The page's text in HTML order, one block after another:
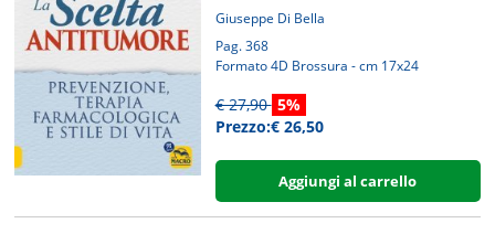
Giuseppe Di Bella
Pag. 368
Formato 4D Brossura - cm 17x24
€ 27,90 5%
Prezzo:€ 26,50
Aggiungi al carrello